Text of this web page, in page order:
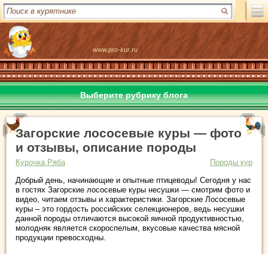
www.pro-kur.ru
Выберите рубрику блога
Загорские лососевые куры — фото
и отзывы, описание породы
Курочка Ряба
Породы кур
Добрый день, начинающие и опытные птицеводы! Сегодня у нас
в гостях Загорские лососевые куры несушки — смотрим фото и
видео, читаем отзывы и характеристики. Загорские Лососевые
куры – это гордость российских селекционеров, ведь несушки
данной породы отличаются высокой яичной продуктивностью,
молодняк является скороспелым, вкусовые качества мясной
продукции превосходны.